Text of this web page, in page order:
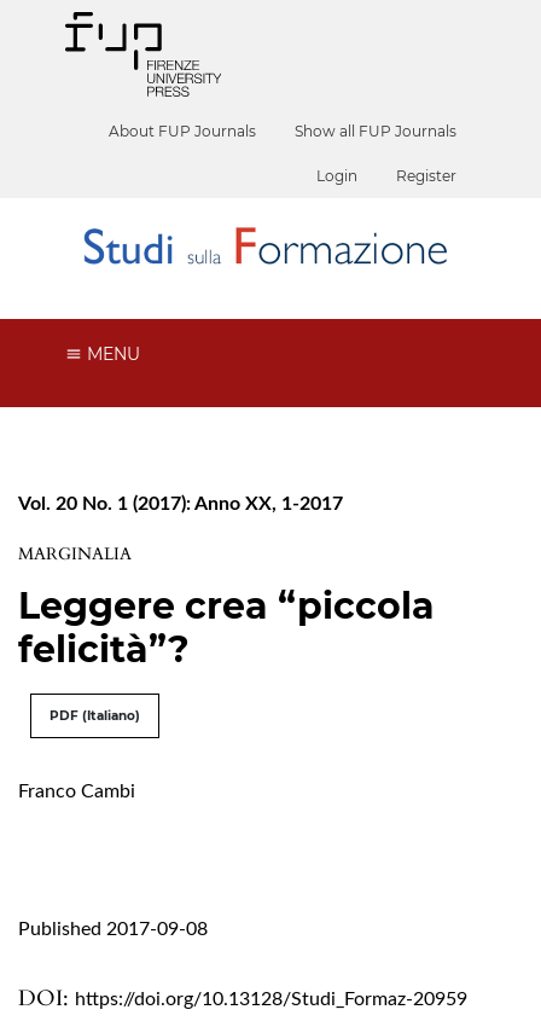
About FUP Journals Show all FUP Journals
Login Register
MENU
Vol. 20 No. 1 (2017): Anno XX, 1-2017
MARGINALIA
Leggere crea “piccola
felicità”?
PDF (Italiano)
Franco Cambi
DOI: https://doi.org/10.13128/Studi_Formaz-20959
Published 2017-09-08